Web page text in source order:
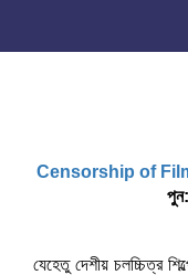
Censorship of
যেহেতু দেশীয় চলচ্চিত্র